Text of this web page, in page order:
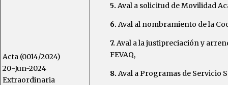
Acta (0014/2024)
20-Jun-2024
Extraordinaria
5. Aval a solicitud de Movilidad
6. Aval al nombramiento de la
7. Aval a la justipreciación y
FEVAQ,
8. Aval a Programas de Servicio